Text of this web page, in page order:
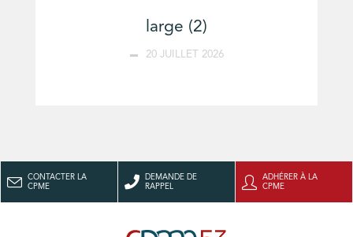
large (2)
20 JUILLET 2026
CONTACTER LA
CPME
DEMANDE DE
RAPPEL
ADHÉRER À LA
CPME